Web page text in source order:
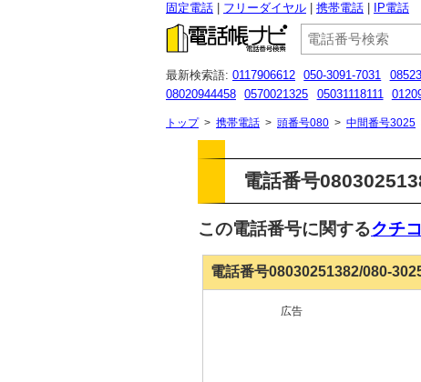
固定電話 フリーダイヤル 携帯電話 IP電話
最新検索語: 0117906612 050-3091-7031
08020944458
0570021325 05031118111
トップ> 携帯電話 > 頭番号080 > 中間番号3025
電話番号
この電話番号に関するクチ
電話番号08030251382/080-
広告